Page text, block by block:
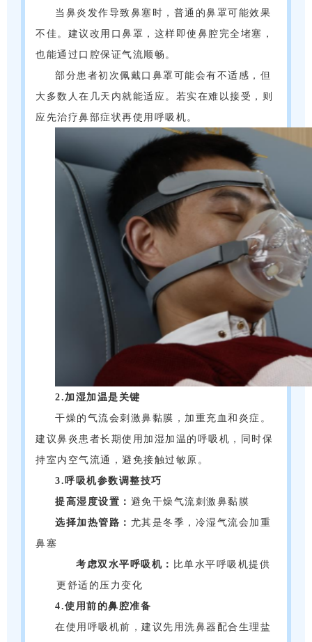
当鼻炎发作导致鼻塞时，普通的鼻罩可能效果
不佳。建议改用口鼻罩，这样即使鼻腔完全堵塞，
也能通过口腔保证气流顺畅。
部分患者初次佩戴口鼻罩可能会有不适感，但
大多数人在几天内就能适应。若实在难以接受，则
应先治疗鼻部症状再使用呼吸机。
2.加湿加温是关键
干燥的气流会刺激鼻黏膜，加重充血和炎症。
建议鼻炎患者长期使用加湿加温的呼吸机，同时保
持室内空气流通，避免接触过敏原。
3.呼吸机参数调整技巧
提高湿度设置： 避免干燥气流刺激鼻黏膜
选择加热管路： 尤其是冬季，冷湿气流会加重
鼻塞
考虑双水平呼吸机： 比单水平呼吸机提供
更舒适的压力变化
4.使用前的鼻腔准备
在使用呼吸机前，建议先用洗鼻器配合生理盐